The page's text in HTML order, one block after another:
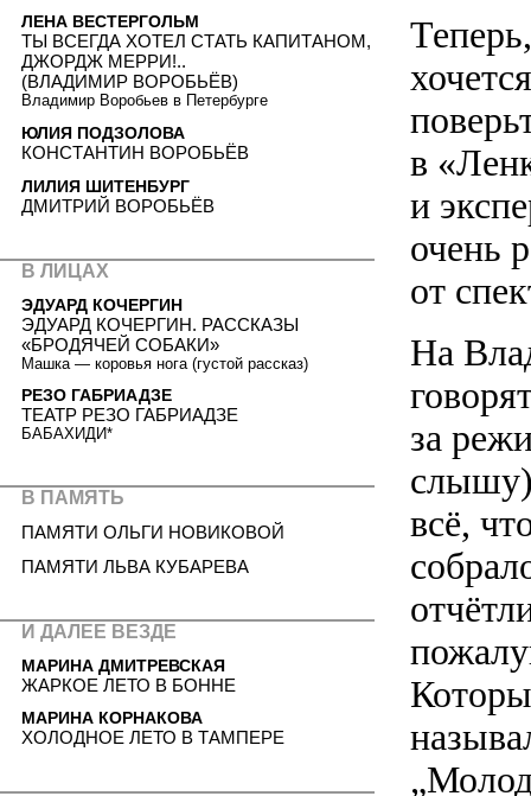
в
и
очень
от
На
за
всё,
ЛЕНА ВЕСТЕРГОЛЬМ
ТЫ ВСЕГДА ХОТЕЛ СТАТЬ КАПИТАНОМ,
ДЖОРДЖ МЕРРИ!..
(ВЛАДИМИР ВОРОБЬЁВ)
Владимир Воробьев в Петербурге
ЮЛИЯ ПОДЗОЛОВА
КОНСТАНТИН ВОРОБЬЁВ
ЛИЛИЯ ШИТЕНБУРГ
ДМИТРИЙ ВОРОБЬЁВ
В ЛИЦАХ
ЭДУАРД КОЧЕРГИН
ЭДУАРД КОЧЕРГИН. РАССКАЗЫ
«БРОДЯЧЕЙ СОБАКИ»
Машка — коровья нога (густой рассказ)
РЕЗО ГАБРИАДЗЕ
ТЕАТР РЕЗО ГАБРИАДЗЕ
БАБАХИДИ*
В ПАМЯТЬ
ПАМЯТИ ОЛЬГИ НОВИКОВОЙ
ПАМЯТИ ЛЬВА КУБАРЕВА
И ДАЛЕЕ ВЕЗДЕ
МАРИНА ДМИТРЕВСКАЯ
ЖАРКОЕ ЛЕТО В БОННЕ
МАРИНА КОРНАКОВА
ХОЛОДНОЕ ЛЕТО В ТАМПЕРЕ